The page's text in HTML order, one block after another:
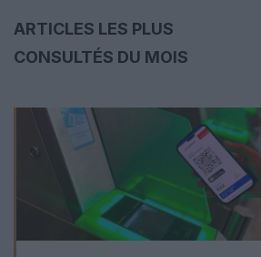
ARTICLES LES PLUS
CONSULTÉS DU MOIS